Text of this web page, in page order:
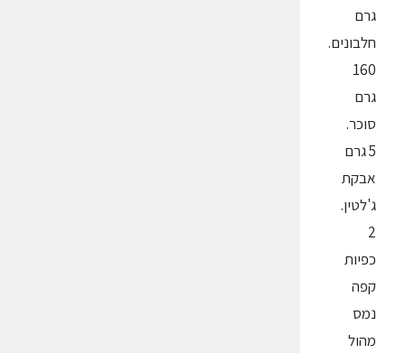
גרם
חלבונים.
160
גרם
סוכר.
5 גרם
אבקת
ג'לטין.
2
כפיות
קפה
נמס
מהול